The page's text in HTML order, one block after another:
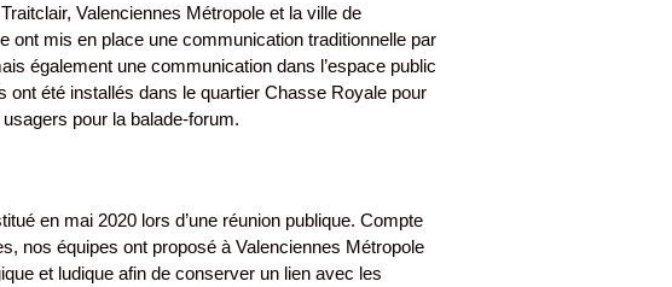
Valenciennes Métropole et la ville de
ont mis en place une communication traditionnelle par
également une communication dans l’espace public
ont été installés dans le quartier Chasse Royale pour
pour la balade-forum.
en mai 2020 lors d’une réunion publique. Compte
nos équipes ont proposé à Valenciennes Métropole
et ludique afin de conserver un lien avec les